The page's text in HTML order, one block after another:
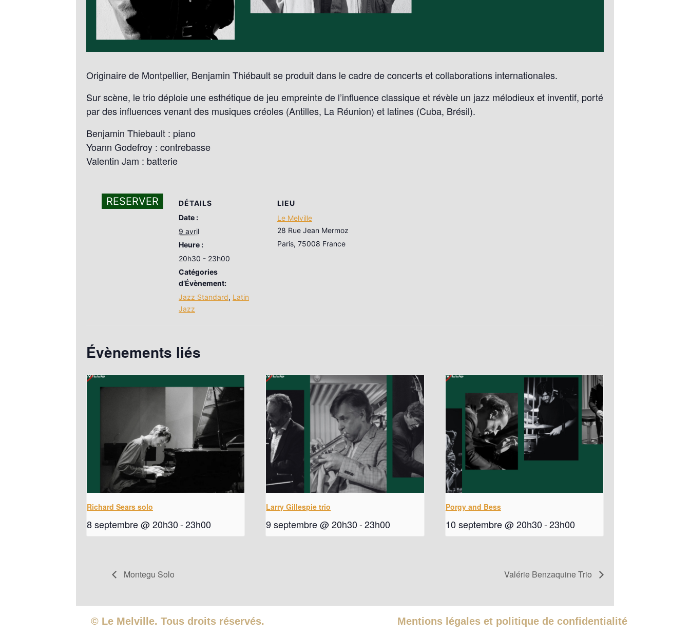
Originaire de Montpellier, Benjamin Thiébault se produit dans le cadre de concerts et collaborations internationales.
Sur scène, le trio déploie une esthétique de jeu empreinte de l’influence classique et révèle un jazz mélodieux et inventif, porté
par des influences venant des musiques créoles (Antilles, La Réunion) et latines (Cuba, Brésil).
Benjamin Thiebault : piano
Yoann Godefroy : contrebasse
Valentin Jam : batterie
RESERVER
DÉTAILS
Date :
9 avril
Heure :
20h30 - 23h00
Catégories
d’Évènement:
Jazz Standard, Latin
Jazz
LIEU
Le Melville
28 Rue Jean Mermoz
Paris, 75008 France
Évènements liés
Richard Sears solo
8 septembre @ 20h30-23h00
Larry Gillespie trio
9 septembre @ 20h30 -23h00
Porgy and Bess
10 septembre @ 20h30-23h00
Montegu Solo Valérie Benzaquine Trio
© Le Melville. Tous droits réservés. Mentions légales et politique de confidentialité